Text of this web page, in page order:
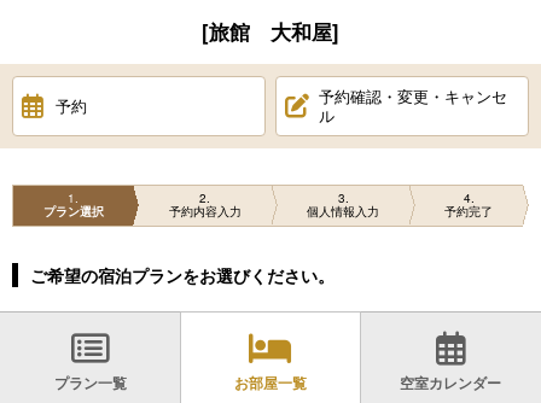
[旅館 大和屋]
予約
予約確認・変更・キャンセ
ル
1
プラン選択
2
予約内容入力
3
個人情報入力
4
予約完了
ご希望の宿泊プランをお選びください。
プラン一覧 お部屋一覧 空室カレンダー